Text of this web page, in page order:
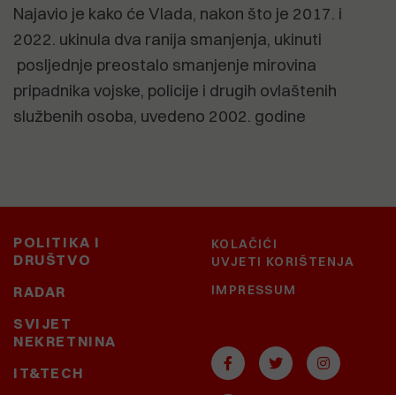
Najavio je kako će Vlada, nakon što je 2017. i
2022. ukinula dva ranija smanjenja, ukinuti
posljednje preostalo smanjenje mirovina
pripadnika vojske, policije i drugih ovlaštenih
službenih osoba, uvedeno 2002. godine
POLITIKA I
DRUŠTVO
RADAR
SVIJET
NEKRETNINA
IT&TECH
KOLAČIĆI
UVJETI KORIŠTENJA
IMPRESSUM